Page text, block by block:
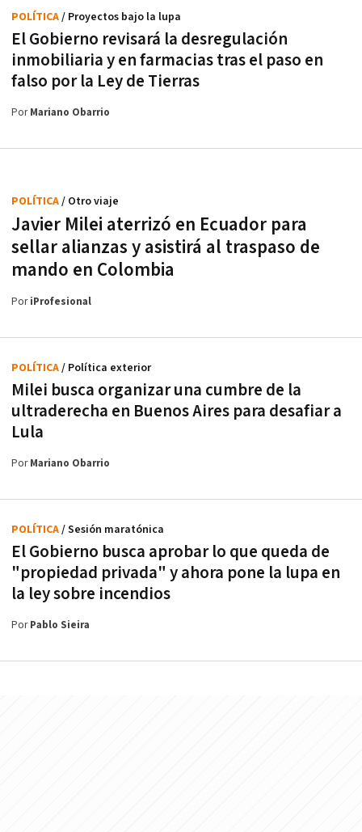
El Gobierno revisará la desregulación
inmobiliaria y en farmacias tras el paso en
falso por la Ley de Tierras
POLÍTICA/ Proyectos bajo la lupa
PorMariano Obarrio
Javier Milei aterrizó en Ecuador para
sellar alianzas y asistirá al traspaso de
mando en Colombia
POLÍTICA/ Otro viaje
PoriProfesional
Milei busca organizar una cumbre de la
ultraderecha en Buenos Aires para desafiar a
Lula
POLÍTICA/ Política exterior
PorMariano Obarrio
El Gobierno busca aprobar lo que queda de
"propiedad privada" y ahora pone la lupa en
la ley sobre incendios
POLÍTICA/ Sesión maratónica
PorPablo Sieira